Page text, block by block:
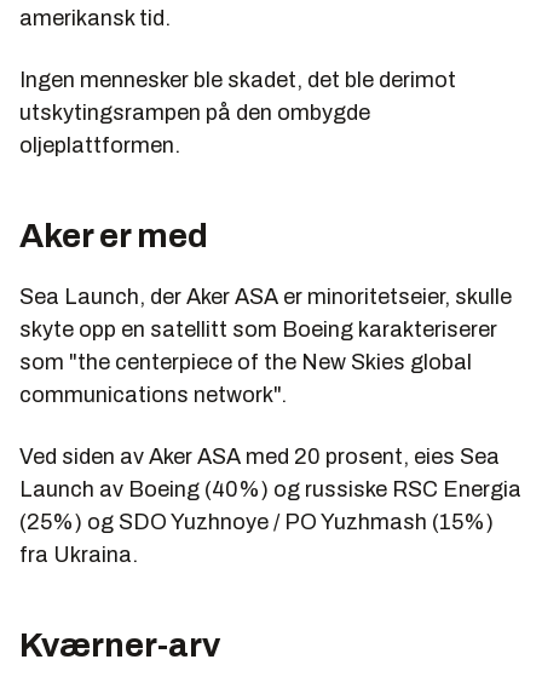
amerikansk tid.
Ingen mennesker ble skadet, det ble derimot
utskytingsrampen på den ombygde
oljeplattformen.
Aker er med
Sea Launch, der Aker ASA er minoritetseier, skulle
skyte opp en satellitt som Boeing karakteriserer
som "the centerpiece of the New Skies global
communications network".
Ved siden av Aker ASA med 20 prosent, eies Sea
Launch av Boeing (40%) og russiske RSC Energia
(25%) og SDO Yuzhnoye / PO Yuzhmash (15%)
fra Ukraina.
Kværner-arv